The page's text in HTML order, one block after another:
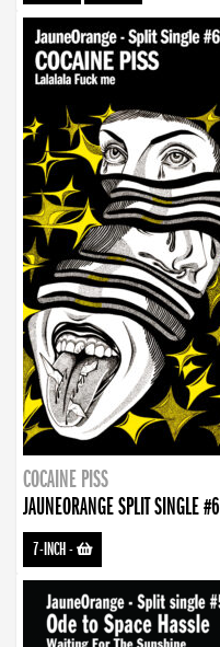
COCAINE PISS
JAUNEORANGE SPLIT SINGLE #6
7-INCH-